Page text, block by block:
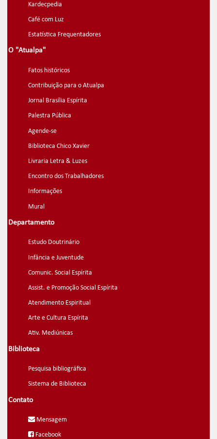
Kardecpedia
Café com Luz
Estatística Frequentadores
O "Atualpa"
Fatos históricos
Contribuição para o Atualpa
Jornal Brasília Espírita
Palestra Pública
Agende-se
Biblioteca Chico Xavier
Livraria Letra & Luzes
Encontro dos Trabalhadores
Informações
Mural
Departamento
Estudo Doutrinário
Infância e Juventude
Comunic. Social Espírita
Assist. e Promoção Social Espírita
Atendimento Espiritual
Arte e Cultura Espírita
Ativ. Mediúnicas
Biblioteca
Pesquisa bibliográfica
Sistema de Biblioteca
Contato
Mensagem
Facebook